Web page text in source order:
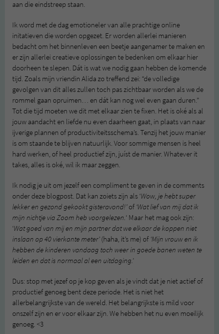
aan die eindstreep staan.
Ik word met de dag emotioneler van alle prachtige online
initatieven die worden opgezet. Er worden allerlei manieren
bedacht om het binnenleven een beetje aangenamer te maken en
er zijn allerlei creatieve oplossingen te bedenken om elkaar hier
doorheen te slepen. Dát is wat we nodig gaan hebben de komende
tijd. Zoals mijn vriendin Alida zo treffend zei: “de volledige
gevolgen van dit alles zullen toch pas zichtbaar worden als we de
rommel gaan opruimen… en dát kan nog wel even gaan duren.”
Tot die tijd moeten we dit met elkaar zien te fixen. Het is oké als al
jouw aandacht en liefde nu even daarheen gaat, in plaats van naar
ijverige plannen of productiviteitsschema’s. Tenzij het jouw manier
is om staande te blijven natuurlijk. Voor sommige mensen is heel
hard werken, of heel productief zijn, juíst de manier. Whatever it
takes, alles is oké, wil ik maar zeggen.
Ik nodig je uit om jezelf een compliment te geven in de comments
onder deze blogpost. Dat kan zoiets zijn als ‘Wow, je hebt super
lekker en gezond gekookt gisteravond!’of ‘Wat lief van mij dat ik
mijn nichtje via Zoom heb voorgelezen.‘ Maar het mag ook zijn:
‘Wat goed van mij en mijn partner dat we elkaar de koppen niet
inslaan op 40 vierkante meter’(haha, it’s me) of ‘Mijn vrouw en ik
hebben de kinderen vandaag toch weer in goede banen weten te
leiden en dat is normaal al een uitdaging.’
Dus: stop met jezef op je kop geven als je vindt dat je niet actief of
productief genoeg bent deze periode. Het is niet het
allerbelangrijkste van de wereld. Het belangrijkste is mild voor
onszelf zijn en er voor elkaar zijn. We hebben het nu even moeilijk
genoeg. <3